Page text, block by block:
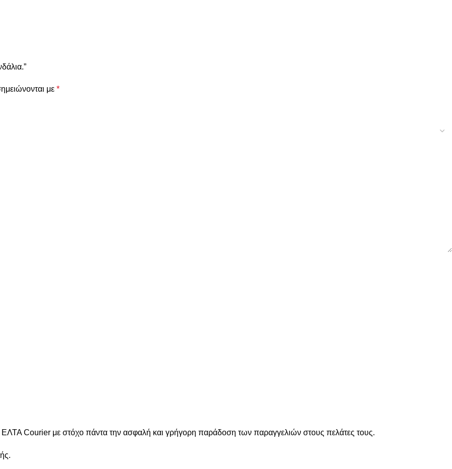
με *
ΕΛΤΑ Courier με στόχο πάντα την ασφαλή και γρήγορη παράδοση των παραγγελιών στους πελάτες τους.